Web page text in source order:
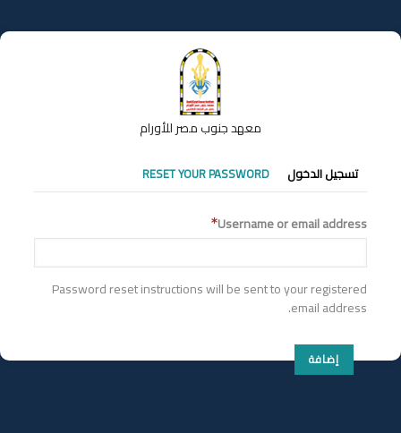
إلى
المحتوى
معهد جنوب مصر للأورام
التبويبات
الأساسية
تسجيل الدخول RESET YOUR PASSWORD
Username or email address
Password reset instructions will be sent to your registered
email address.